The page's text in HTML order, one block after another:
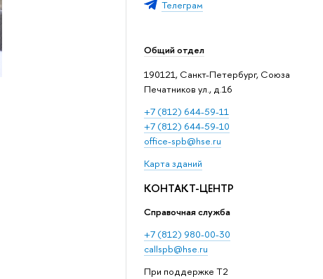
Телеграм
Общий отдел
190121, Санкт-Петербург, Союза
Печатников ул., д.16
+7 (812) 644-59-11
+7 (812) 644-59-10
office-spb@hse.ru
Карта зданий
КОНТАКТ-ЦЕНТР
Справочная служба
+7 (812) 980-00-30
callspb@hse.ru
При поддержке T2